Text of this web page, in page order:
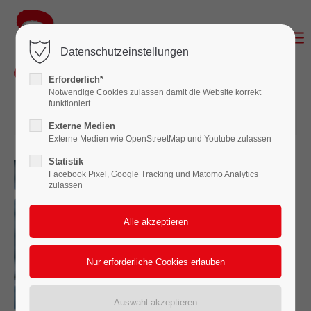
Login
Benutzername
Passwort
Lorem ipsum dolor sit amet:
04.08.2025 16:00
Datenschutzeinstellungen
Erforderlich*
Notwendige Cookies zulassen damit die Website korrekt
funktioniert
Externe Medien
Externe Medien wie OpenStreetMap und Youtube zulassen
Statistik
Facebook Pixel, Google Tracking und Matomo Analytics
zulassen